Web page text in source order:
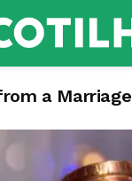
a Marriage